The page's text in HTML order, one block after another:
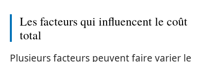
Les facteurs qui influencent le coût
total
Plusieurs facteurs peuvent faire varier le